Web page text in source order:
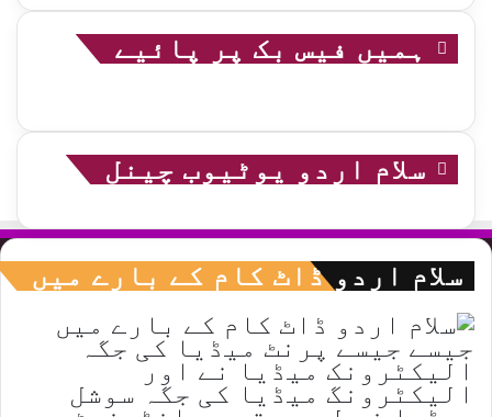
ہمیں فیس بک پر پائیے
سلام اردو یوٹیوب چینل
سلام اردو ڈاٹ کام کے بارے میں
جیسے جیسے پرنٹ میڈیا کی جگہ
الیکٹرونک میڈیا نے اور
الیکٹرونگ میڈیا کی جگہ سوشل